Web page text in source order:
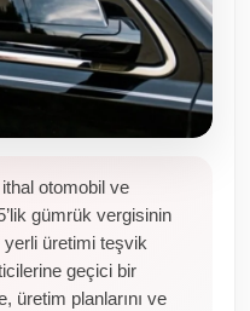
otomobil ve
gümrük vergisinin
yerli üretimi teşvik
geçici bir
üretim planlarını ve